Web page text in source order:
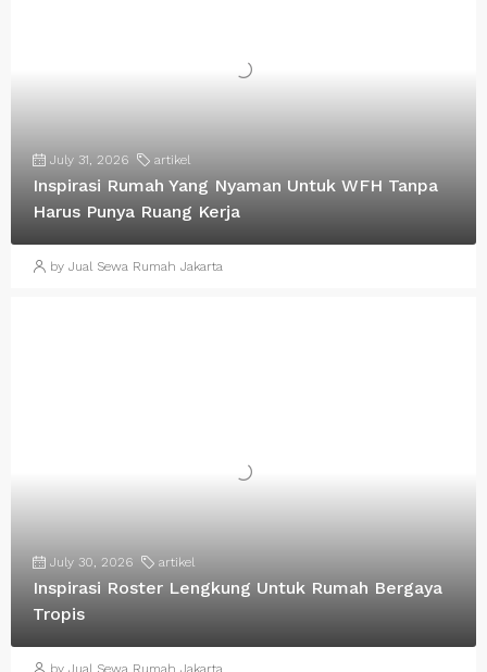
July 31, 2026 artikel
Inspirasi Rumah Yang Nyaman Untuk WFH Tanpa
Harus Punya Ruang Kerja
by Jual Sewa Rumah Jakarta
July 30, 2026 artikel
Inspirasi Roster Lengkung Untuk Rumah Bergaya
Tropis
by Jual Sewa Rumah Jakarta